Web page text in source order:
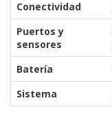
Conectividad
Puertos y
sensores
Batería
Sistema